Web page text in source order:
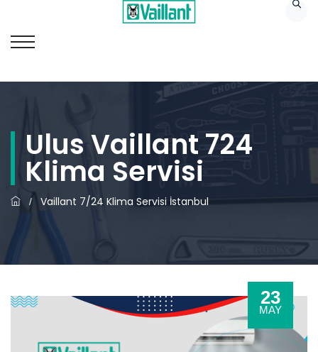
Ulus Vaillant 724
Klima Servisi
/ Vaillant 7/24 Klima Servisi İstanbul
23
MAY